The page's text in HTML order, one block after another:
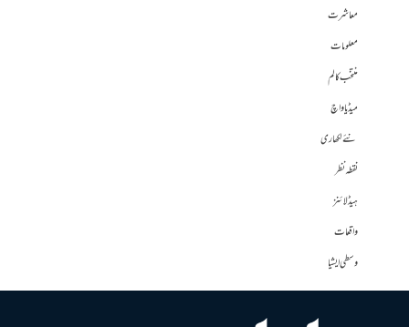
معاشرت
معلومات
منتخب کالم
میڈیا واچ
نئے لکھاری
نقطہ نظر
ہیڈلائنز
واقعات
وسطی ایشیا